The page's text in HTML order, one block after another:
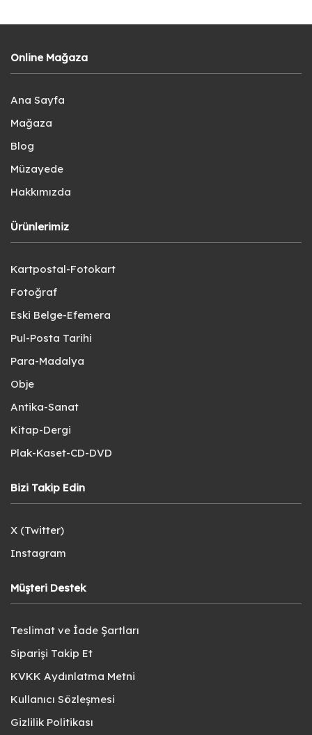
Online Mağaza
Ana Sayfa
Mağaza
Blog
Müzayede
Hakkımızda
Ürünlerimiz
Kartpostal-Fotokart
Fotoğraf
Eski Belge-Efemera
Pul-Posta Tarihi
Para-Madalya
Obje
Antika-Sanat
Kitap-Dergi
Plak-Kaset-CD-DVD
Bizi Takip Edin
X (Twitter)
Instagram
Müşteri Destek
Teslimat ve İade Şartları
Siparişi Takip Et
KVKK Aydınlatma Metni
Kullanıcı Sözleşmesi
Gizlilik Politikası